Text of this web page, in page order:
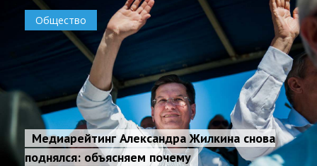
Общество
Медиарейтинг Александра Жилкина снова
поднялся: объясняем почему